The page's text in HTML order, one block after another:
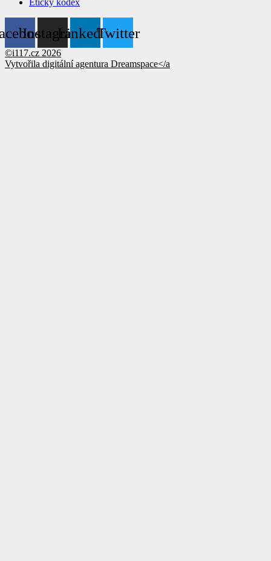
Etický kodex
InstagramLinkedinTwitter
©i117.cz 2026
Vytvořila digitální agentura Dreamspace</a